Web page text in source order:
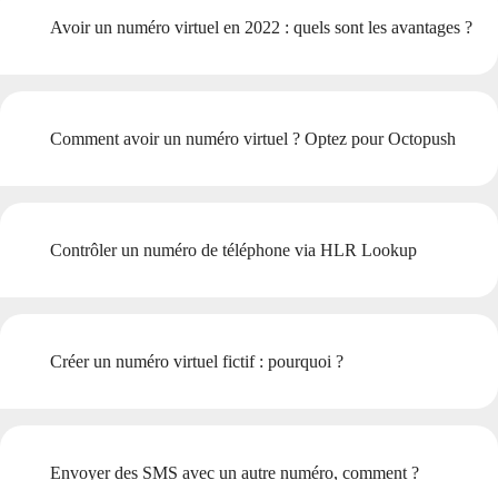
Avoir un numéro virtuel en 2022 : quels sont les avantages ?
Comment avoir un numéro virtuel ? Optez pour Octopush
Contrôler un numéro de téléphone via HLR Lookup
Créer un numéro virtuel fictif : pourquoi ?
Envoyer des SMS avec un autre numéro, comment ?